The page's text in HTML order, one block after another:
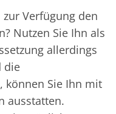
Verfügung den
Nutzen Sie Ihn als
allerdings
die
können Sie Ihn mit
ausstatten.